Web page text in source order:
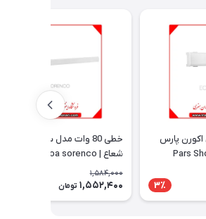
خطی 15 وات مدل اکورن پارس
3٪
شعاع | Pars Shoa sorenco
1,584,000
1,552,400 تومان